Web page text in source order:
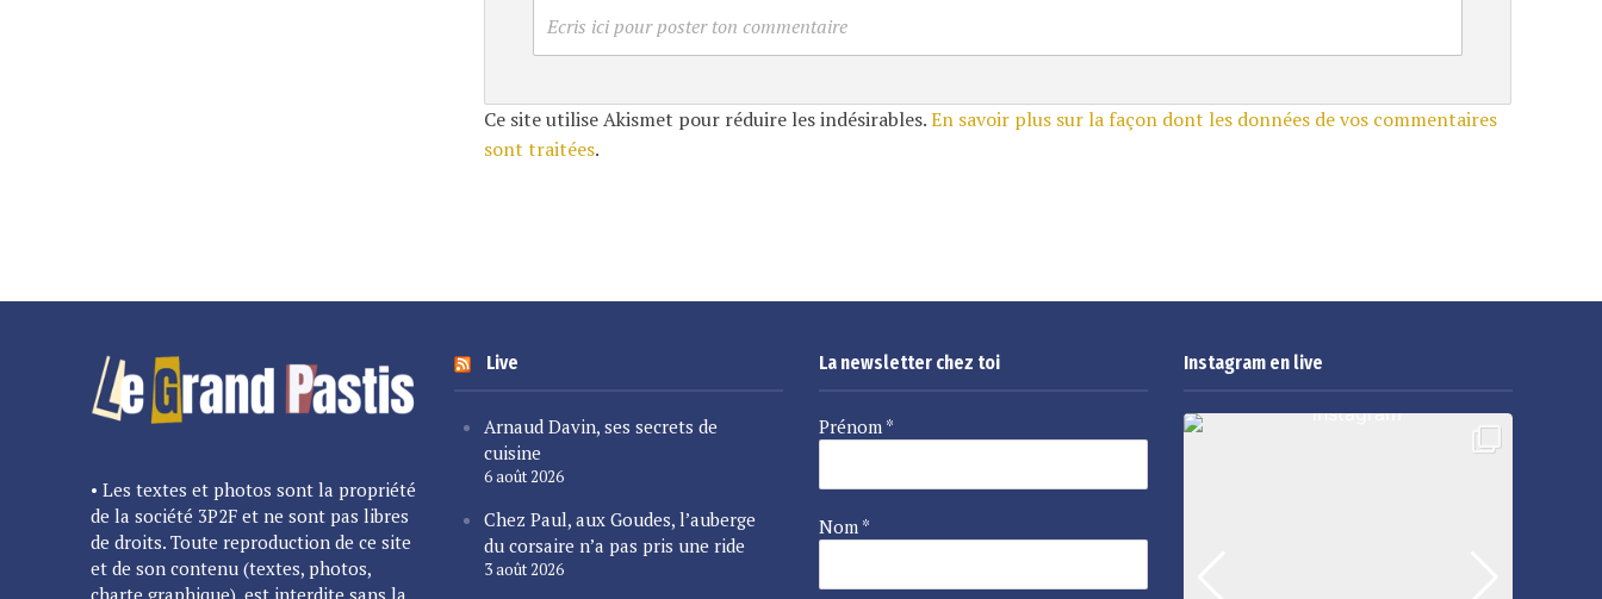
Ecris ici pour poster ton commentaire
Ce site utilise Akismet pour réduire les indésirables.En savoir plus sur la façon dont les données de vos commentaires
sont traitées.
• Les textes et photos sont la propriété
de la société 3P2F et ne sont pas libres
de droits. Toute reproduction de ce site
et de son contenu (textes, photos,
charte graphique), est interdite sans la
Live
Arnaud Davin, ses secrets de
cuisine
6 août 2026
Chez Paul, aux Goudes, l’auberge
du corsaire n’a pas pris une ride
3 août 2026
La newsletter chez toi
Prénom *
Nom *
Instagram en live